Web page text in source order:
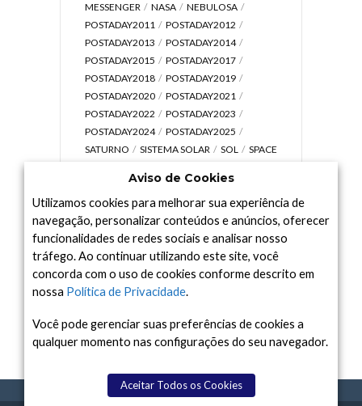
MESSENGER
NASA
NEBULOSA
POSTADAY2011
POSTADAY2012
POSTADAY2013
POSTADAY2014
POSTADAY2015
POSTADAY2017
POSTADAY2018
POSTADAY2019
POSTADAY2020
POSTADAY2021
POSTADAY2022
POSTADAY2023
POSTADAY2024
POSTADAY2025
SATURNO
SISTEMA SOLAR SOL
SPACE
UNIVERSO
VÍDEO
Arquivo
Arquivo
Aviso de Cookies
Utilizamos cookies para melhorar sua experiência de
navegação, personalizar conteúdos e anúncios, oferecer
funcionalidades de redes sociais e analisar nosso
tráfego. Ao continuar utilizando este site, você
concorda com o uso de cookies conforme descrito em
nossa Política de Privacidade.
Você pode gerenciar suas preferências de cookies a
qualquer momento nas configurações do seu navegador.
Aceitar Todos os Cookies